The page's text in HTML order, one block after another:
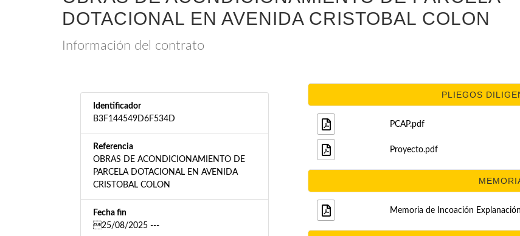
DOTACIONAL EN AVENIDA CRISTOBAL COLON
Información del contrato
Identificador
B3F144549D6F534D
Referencia
OBRAS DE ACONDICIONAMIENTO DE
PARCELA DOTACIONAL EN AVENIDA
CRISTOBAL COLON
Fecha fin
25/08/2025 ---
PLIEGOS
PCAP.pdf
Proyecto.pdf
Memoria de Incoación